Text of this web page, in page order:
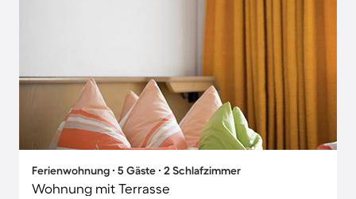
Ferienwohnung ∙ 5 Gäste ∙ 2 Schlafzimmer
Wohnung mit Terrasse